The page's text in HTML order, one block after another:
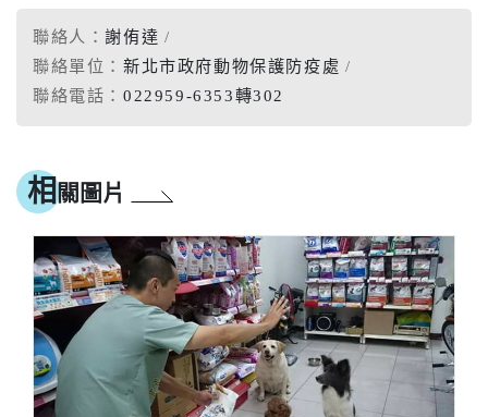
聯絡人：謝侑達
聯絡單位： 新北市政府動物保護防疫處
聯絡電話： 022959-6353轉302
相 關圖片